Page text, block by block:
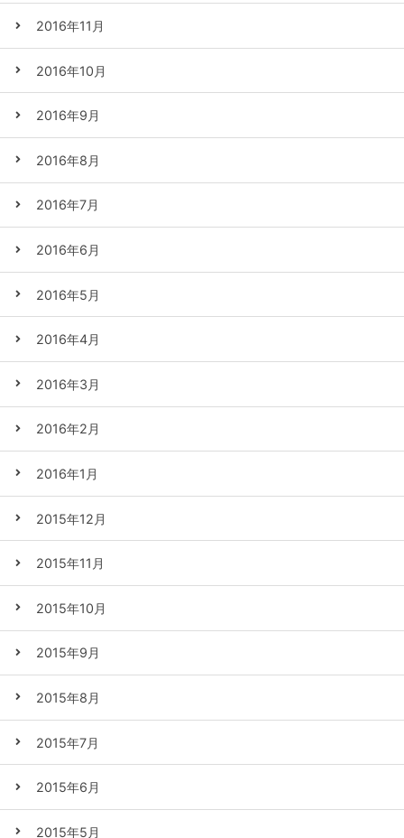
2016年11月
2016年10月
2016年9月
2016年8月
2016年7月
2016年6月
2016年5月
2016年4月
2016年3月
2016年2月
2016年1月
2015年12月
2015年11月
2015年10月
2015年9月
2015年8月
2015年7月
2015年6月
2015年5月